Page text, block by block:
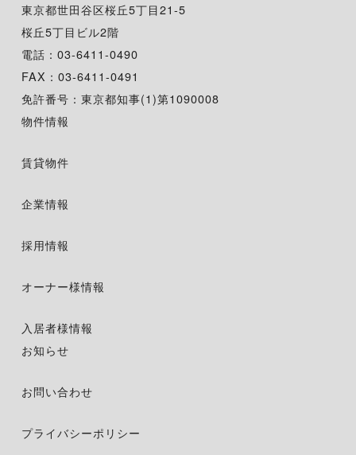
東京都世田谷区桜丘5丁目21-5
桜丘5丁目ビル2階
電話：03-6411-0490
FAX：03-6411-0491
免許番号：東京都知事(1)第1090008
物件情報
賃貸物件
企業情報
採用情報
オーナー様情報
入居者様情報
お知らせ
お問い合わせ
プライバシーポリシー